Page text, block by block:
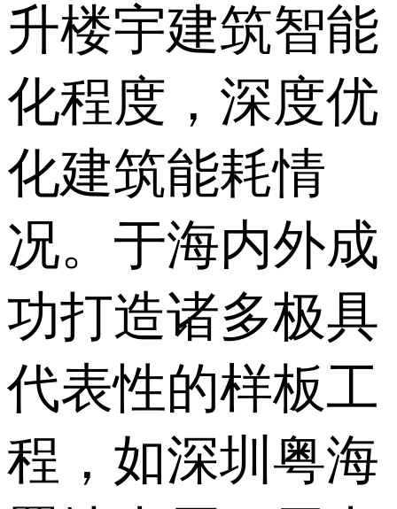
升楼宇建筑智能
化程度，深度优
化建筑能耗情
况。于海内外成
功打造诸多极具
代表性的样板工
程，如深圳粤海